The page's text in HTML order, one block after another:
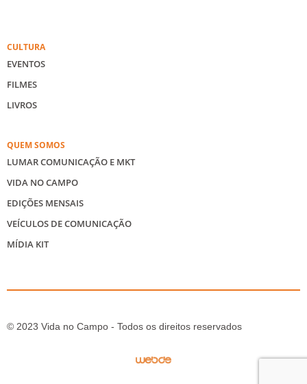
CULTURA
EVENTOS
FILMES
LIVROS
QUEM SOMOS
LUMAR COMUNICAÇÃO E MKT
VIDA NO CAMPO
EDIÇÕES MENSAIS
VEÍCULOS DE COMUNICAÇÃO
MÍDIA KIT
© 2023 Vida no Campo - Todos os direitos reservados